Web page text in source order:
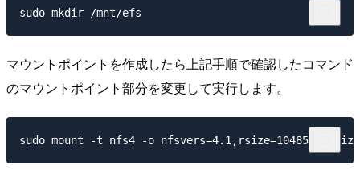
マウントポイントを作成したら上記手順で確認したコマンド
のマウントポイント部分を変更して実行します。